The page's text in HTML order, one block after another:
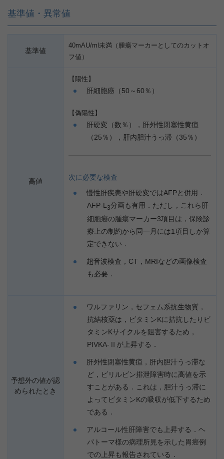
基準値・異常値
基準値
40mAU/ml未満（腫瘍マーカーとしてのカットオ
フ値）
高値
【陽性】
肝細胞癌（50～60％）
【偽陽性】
肝硬変（数％），肝外性閉塞性黄疸
（25％），肝内胆汁うっ滞（35％）
次に必要な検査
慢性肝疾患や肝硬変ではAFPと併用．
AFP-L 3分画も有用．ただし，これら肝
細胞癌の腫瘍マーカー3項目は，保険診
療上の制約から同一月には1項目しか算
定できない．
超音波検査，CT，MRIなどの画像検査
も必要．
予想外の値が認
められたとき
ワルファリン，セフェム系抗生物質，
抗結核薬は，ビタミンKに拮抗したりビ
タミンKサイクルを阻害するため，
PIVKA-Ⅱが上昇する．
肝外性閉塞性黄疸，肝内胆汁うっ滞な
ど，ビリルビン排泄障害時に高値を示
すことがある．これは，胆汁うっ滞に
よってビタミンKの吸収が低下するため
である．
アルコール性肝障害でも上昇する．ヘ
パトーマ様の病理所見を示した胃癌例
での上昇も報告されている．